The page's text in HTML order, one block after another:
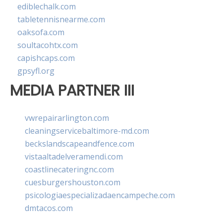
ediblechalk.com
tabletennisnearme.com
oaksofa.com
soultacohtx.com
capishcaps.com
gpsyfl.org
MEDIA PARTNER III
vwrepairarlington.com
cleaningservicebaltimore-md.com
beckslandscapeandfence.com
vistaaltadelveramendi.com
coastlinecateringnc.com
cuesburgershouston.com
psicologiaespecializadaencampeche.com
dmtacos.com